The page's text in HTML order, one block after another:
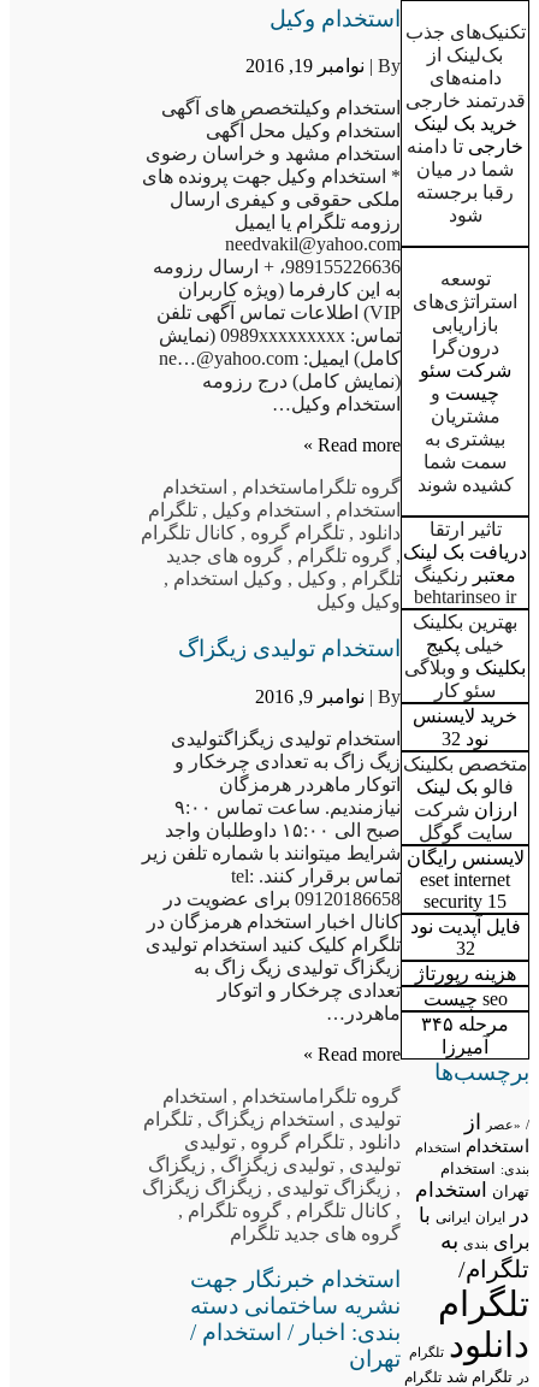
تکنیک‌های جذب
بک‌لینک از
دامنه‌های
قدرتمند خارجی
خرید بک لینک
خارجی تا دامنه
شما در میان
رقبا برجسته
شود
توسعه
استراتژی‌های
بازاریابی
درون‌گرا
شرکت سئو
چیست و
مشتریان
بیشتری به
سمت شما
کشیده شوند
تاثیر ارتقا
دریافت بک لینک
معتبر رنکینگ
behtarinseo ir
بهترین بکلینک
خیلی پکیج
بکلینک و وبلاگی
سئو کار
خريد لايسنس
نود 32
متخصص بکلینک
فالو بک لینک
ارزان شرکت
سایت گوگل
لایسنس رایگان
eset internet
security 15
فایل آپدیت نود
32
هزینه رپورتاژ
seo چيست
مرحله ۳۴۵
آمیرزا
استخدام وکیل
By | نوامبر 19, 2016
استخدام وکیلتخصص های آگهی
استخدام وکیل محل آگهی
استخدام مشهد و خراسان رضوی
* استخدام وکیل جهت پرونده های
ملکی حقوقی و کیفری ارسال
رزومه تلگرام یا ایمیل
needvakil@yahoo.com
،989155226636 + ارسال رزومه
به این کارفرما (ویژه کاربران
VIP) اطلاعات تماس آگهی تلفن
تماس: 0989xxxxxxxxx (نمایش
کامل) ایمیل: ne…@yahoo.com
(نمایش کامل) درج رزومه
استخدام وکیل…
Read more »
گروه تلگراماستخدام , استخدام
استخدام , استخدام وکیل , تلگرام
دانلود , تلگرام گروه , کانال تلگرام
, گروه تلگرام , گروه های جدید
تلگرام , وکیل , وکیل استخدام ,
وکیل وکیل
استخدام تولیدی زیگزاگ
By | نوامبر 9, 2016
استخدام تولیدی زیگزاگتولیدی
زیگ زاگ به تعدادی چرخکار و
اتوکار ماهردر هرمزگان
نیازمندیم. ساعت تماس ۹:۰۰
صبح الی ۱۵:۰۰ داوطلبان واجد
شرایط میتوانند با شماره تلفن زیر
تماس برقرار کنند. tel:
09120186658 برای عضویت در
کانال اخبار استخدام هرمزگان در
تلگرام کلیک کنید استخدام تولیدی
زیگزاگ تولیدی زیگ زاگ به
تعدادی چرخکار و اتوکار
ماهردر…
Read more »
گروه تلگراماستخدام , استخدام
تولیدی , استخدام زیگزاگ , تلگرام
دانلود , تلگرام گروه , تولیدی
تولیدی , تولیدی زیگزاگ , زیگزاگ
, زیگزاگ تولیدی , زیگزاگ زیگزاگ
, کانال تلگرام , گروه تلگرام ,
گروه های جدید تلگرام
استخدام خبرنگار جهت
نشریه ساختمانی دسته
بندی: اخبار / استخدام /
تهران
برچسب‌ها
/ «عصر از
استخدام استخدام
بندی: استخدام
تهران
استخدام
در
ایران ایرانی با
برای بندی به
تلگرام/
تلگرام
دانلود تلگرام
در تلگرام شد تلگرام